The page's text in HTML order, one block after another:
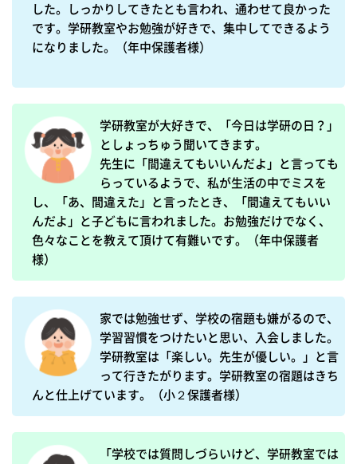
した。しっかりしてきたとも言われ、通わせて良かった
です。学研教室やお勉強が好きで、集中してできるよう
になりました。（年中保護者様）
学研教室が大好きで、「今日は学研の日？」
としょっちゅう聞いてきます。
先生に「間違えてもいいんだよ」と言っても
らっているようで、私が生活の中でミスを
し、「あ、間違えた」と言ったとき、「間違えてもいい
んだよ」と子どもに言われました。お勉強だけでなく、
色々なことを教えて頂けて有難いです。（年中保護者
様）
家では勉強せず、学校の宿題も嫌がるので、
学習習慣をつけたいと思い、入会しました。
学研教室は「楽しい。先生が優しい。」と言
って行きたがります。学研教室の宿題はきち
んと仕上げています。（小２保護者様）
「学校では質問しづらいけど、学研教室では